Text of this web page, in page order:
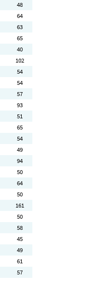
48
64
63
65
40
102
54
54
57
93
51
65
54
49
94
50
64
50
161
50
58
45
49
61
57